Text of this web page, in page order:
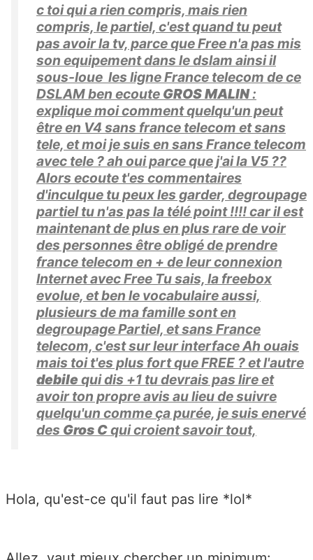
c toi qui a rien compris, mais rien
compris, le partiel, c'est quand tu peut
pas avoir la tv, parce que Free n'a pas mis
son equipement dans le dslam ainsi il
sous-loue les ligne France telecom de ce
DSLAM ben ecoute GROS MALIN:
explique moi comment quelqu'un peut
être en V4 sans france telecom et sans
tele, et moi je suis en sans France telecom
avec tele ? ah oui parce que j'ai la V5 ??
Alors ecoute t'es commentaires
d'inculque tu peux les garder, degroupage
partiel tu n'as pas la télé point !!!! car il est
maintenant de plus en plus rare de voir
des personnes être obligé de prendre
france telecom en + de leur connexion
Internet avec Free Tu sais, la freebox
evolue, et ben le vocabulaire aussi,
plusieurs de ma famille sont en
degroupage Partiel, et sans France
telecom, c'est sur leur interface Ah ouais
mais toi t'es plus fort que FREE ? et l'autre
debile qui dis +1 tu devrais pas lire et
avoir ton propre avis au lieu de suivre
quelqu'un comme ça purée, je suis enervé
des Gros Cqui croient savoir tout,
Hola, qu'est-ce qu'il faut pas lire *lol*